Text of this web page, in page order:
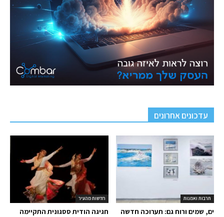
עדכונים אחרונים
חדשות מהעיר
חגיגה הודית ססגונית התקיימה
תרבות ואמנות
ים, שמים ורוח גם: תערוכה חדשה